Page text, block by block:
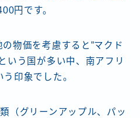
円です。
物価を考慮すると”マクド
いう国が多い中、南アフリ
印象でした。
（グリーンアップル、パッ